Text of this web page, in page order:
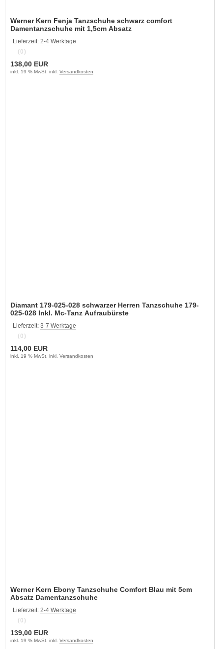
Werner Kern Fenja Tanzschuhe schwarz comfort
Damentanzschuhe mit 1,5cm Absatz
Lieferzeit: 2-4 Werktage
(0)
138,00 EUR
inkl. 19 % MwSt. inkl. Versandkosten
Diamant 179-025-028 schwarzer Herren Tanzschuhe 179-
025-028 Inkl. Mc-Tanz Aufraubürste
Lieferzeit: 3-7 Werktage
(0)
114,00 EUR
inkl. 19 % MwSt. inkl. Versandkosten
Werner Kern Ebony Tanzschuhe Comfort Blau mit 5cm
Absatz Damentanzschuhe
Lieferzeit: 2-4 Werktage
(0)
139,00 EUR
inkl. 19 % MwSt. inkl. Versandkosten